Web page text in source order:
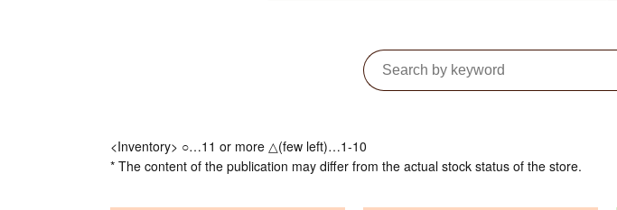
<Inventory> ○…11 or more △(few left)…1-10
* The content of the publication may differ from the actual stock status of the store.